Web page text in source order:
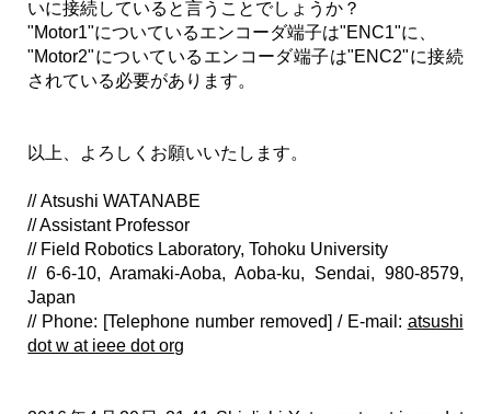
いに接続していると言うことでしょうか？
"Motor1"についているエンコーダ端子は"ENC1"に、
"Motor2"についているエンコーダ端子は"ENC2"に接続
されている必要があります。
以上、よろしくお願いいたします。
// Atsushi WATANABE
// Assistant Professor
// Field Robotics Laboratory, Tohoku University
// 6-6-10, Aramaki-Aoba, Aoba-ku, Sendai, 980-8579,
Japan
// Phone: [Telephone number removed] / E-mail: atsushi
dot w at ieee dot org